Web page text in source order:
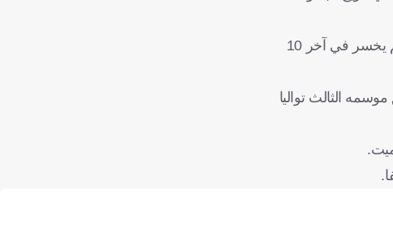
ويدخل بوروسيا دورتموند مواجهته مع هايدنهايم الذي نجا من الهبوط في الموسم الماضي بفضل فوزه في ملحق البقاء، وهو لم يخسر في آخر 10
في موقع قوي لتحقيق موسمه الثالث تواليا